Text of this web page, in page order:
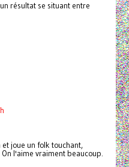
résultat se situant entre
joue un folk touchant,
l'aime vraiment beaucoup.